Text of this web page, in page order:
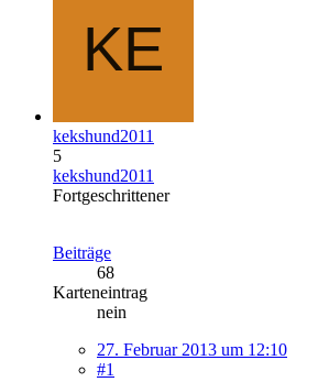
kekshund2011
5
kekshund2011
Fortgeschrittener
Beiträge
68
Karteneintrag
nein
27. Februar 2013 um 12:10
#1